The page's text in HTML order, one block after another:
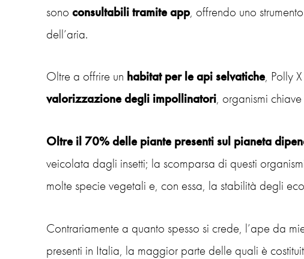
sono consultabili tramite app, offrendo uno
dell’aria.
Oltre a offrire un habitat per le api selvatiche, Polly
valorizzazione degli impollinatori, organismi
Oltre il 70% delle piante presenti sul pianeta
veicolata dagli insetti; la scomparsa di questi
molte specie vegetali e, con essa, la stabilità degli
Contrariamente a quanto spesso si crede, l’ape da
presenti in Italia, la maggior parte delle quali è